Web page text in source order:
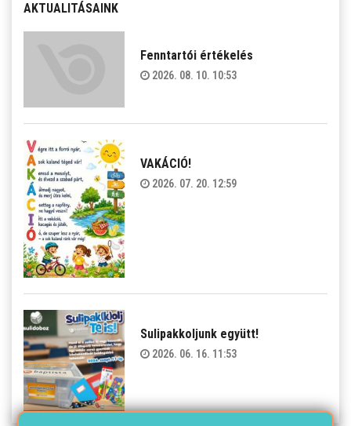
AKTUALITÁSAINK
Fenntartói értékelés
2026. 08. 10. 10:53
VAKÁCIÓ!
2026. 07. 20. 12:59
Sulipakkoljunk együtt!
2026. 06. 16. 11:53